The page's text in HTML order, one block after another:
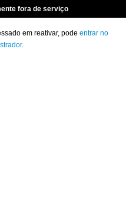
fora de serviço
em reativar, pode entrar no
.